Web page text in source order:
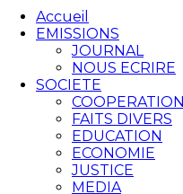
Accueil
EMISSIONS
JOURNAL
NOUS ECRIRE
SOCIETE
COOPERATION
FAITS DIVERS
EDUCATION
ECONOMIE
JUSTICE
MEDIA